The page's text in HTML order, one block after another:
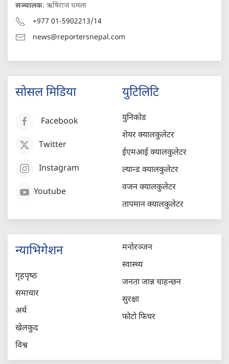
सञ्चालक: ऋषिराज धमला
+977 01-5902213/14
news@reportersnepal.com
सोसल मिडिया
Facebook
Twitter
Instagram
Youtube
युटिलिटि
युनिकोड
शेयर क्यालकुलेटर
ईएमआई क्यालकुलेटर
ल्यान्ड क्यालकुलेटर
वजन क्यालकुलेटर
तापमान क्यालकुलेटर
न्याभिगेशन
गृहपृष्‍ठ
समाचार
अर्थ
खेलकुद
विश्व
मनोरञ्जन
स्वास्थ्य
जनता जान्न चाहन्छन
सुरक्षा
फोटो फिचर